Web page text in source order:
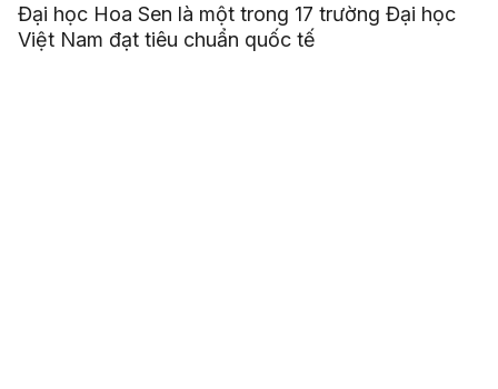
Đại học Hoa Sen là một trong 17 trường Đại học
Việt Nam đạt tiêu chuẩn quốc tế